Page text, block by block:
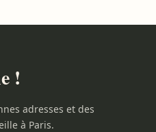
!
adresses et des
à Paris.